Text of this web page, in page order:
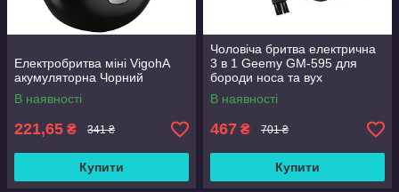
Електробритва міні VigohA
акумуляторна Чорний
В наявності
221,65 ₴ 341 ₴
Купити
Чоловіча бритва електрична
3 в 1 Geemy GM-595 для
бороди носа та вух
(1756374589)
В наявності
467 ₴ 701 ₴
Купити